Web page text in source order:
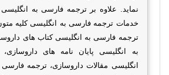
نماید. علاوه بر ترجمه فارسی به انگلیسی
خدمات ترجمه فارسی به انگلیسی کلیه
ترجمه فارسی به انگلیسی کتاب های
به انگلیسی پایان نامه های
انگلیسی مقالات داروسازی، ترجمه فارسی